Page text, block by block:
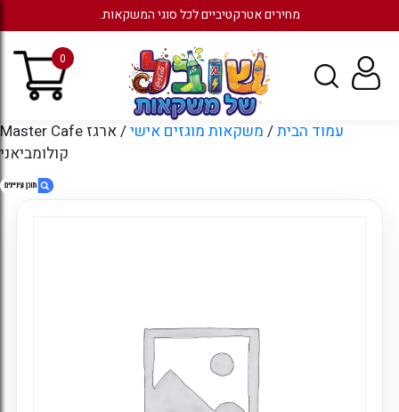
מחירים אטרקטיביים לכל סוגי המשקאות.
0
עמוד הבית/ משקאות מוגזים אישי
/ ארגז Master Cafe
קולומביאני